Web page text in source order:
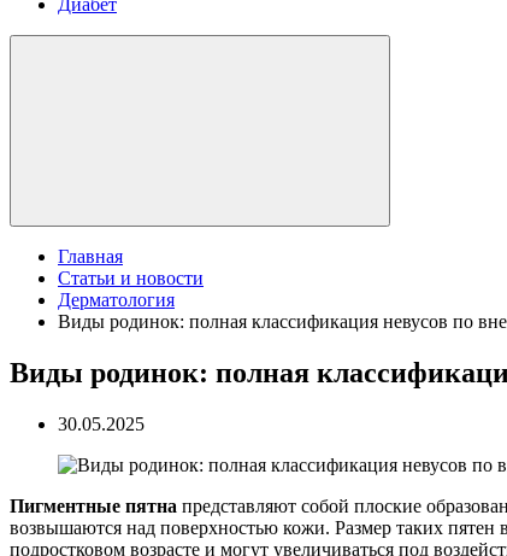
Диабет
Главная
Статьи и новости
Дерматология
Виды родинок: полная классификация невусов по
Виды родинок: полная
30.05.2025
Пигментные пятна представляют собой плоские
возвышаются над поверхностью кожи. Размер таких пятен
подростковом возрасте и могут увеличиваться под